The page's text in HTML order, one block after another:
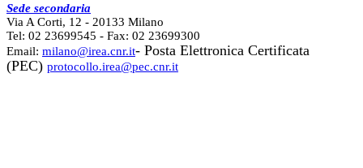
Sede secondaria
Via A Corti, 12 - 20133 Milano
Tel: 02 23699545 - Fax: 02 23699300
Email: milano@irea.cnr.it- Posta Elettronica Certificata
(PEC) protocollo.irea@pec.cnr.it